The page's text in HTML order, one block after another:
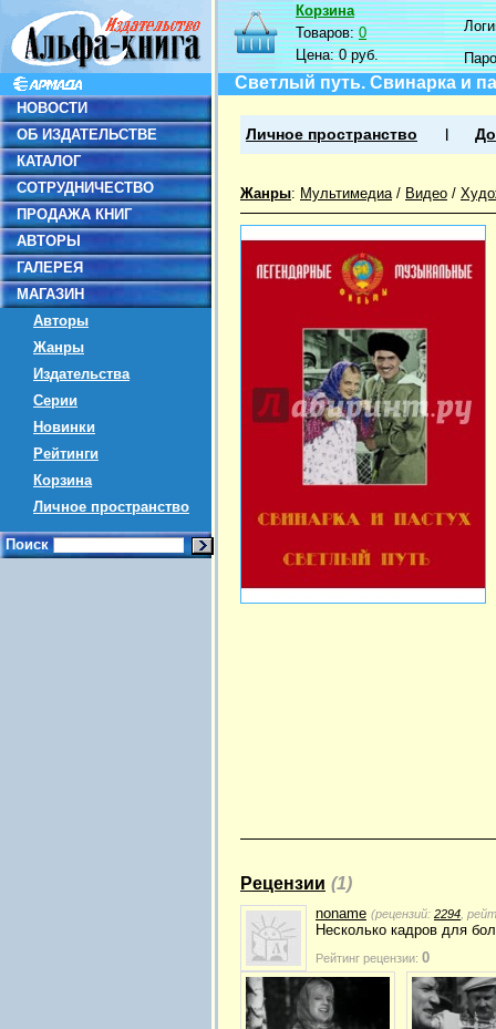
НОВОСТИ
ОБ ИЗДАТЕЛЬСТВЕ
КАТАЛОГ
СОТРУДНИЧЕСТВО
ПРОДАЖА КНИГ
АВТОРЫ
ГАЛЕРЕЯ
МАГАЗИН
Авторы
Жанры
Издательства
Серии
Новинки
Рейтинги
Корзина
Личное пространство
Поиск
Корзина
Товаров:0
Цена:0 руб.
Светлый путь. Свинарка и
Личное пространство
Жанры: Мультимедиа/ Видео /
Рецензии (1)
noname (рецензий: 2294 ,
Несколько кадров для
Рейтинг рецензии: 0